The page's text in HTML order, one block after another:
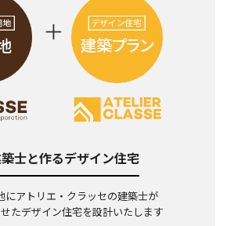
士と作るデザイン住宅
にアトリエ・クラッセの建築士が
たデザイン住宅を設計いたします